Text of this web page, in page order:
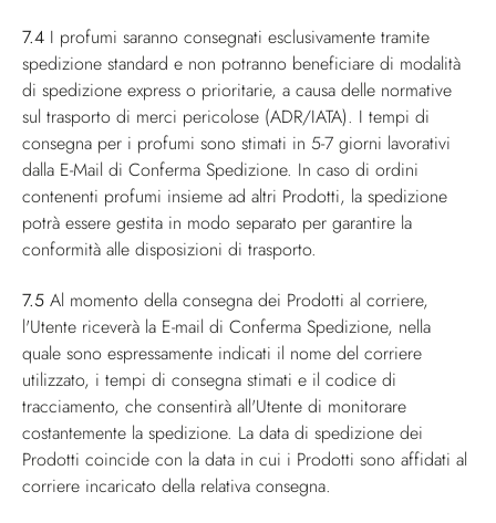
7.4 I profumi saranno consegnati esclusivamente tramite
spedizione standard e non potranno beneficiare di modalità
di spedizione express o prioritarie, a causa delle normative
sul trasporto di merci pericolose (ADR/IATA). I tempi di
consegna per i profumi sono stimati in 5-7 giorni lavorativi
dalla E-Mail di Conferma Spedizione. In caso di ordini
contenenti profumi insieme ad altri Prodotti, la spedizione
potrà essere gestita in modo separato per garantire la
conformità alle disposizioni di trasporto.
7.5 Al momento della consegna dei Prodotti al corriere,
l'Utente riceverà la E-mail di Conferma Spedizione, nella
quale sono espressamente indicati il nome del corriere
utilizzato, i tempi di consegna stimati e il codice di
tracciamento, che consentirà all'Utente di monitorare
costantemente la spedizione. La data di spedizione dei
Prodotti coincide con la data in cui i Prodotti sono affidati al
corriere incaricato della relativa consegna.